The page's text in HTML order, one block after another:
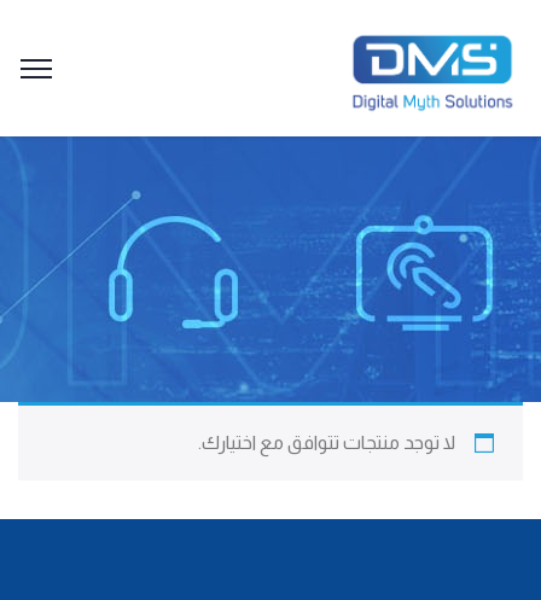
لا توجد منتجات تتوافق مع اختيارك.